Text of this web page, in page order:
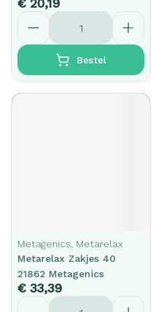
€ 20,19
Aantal
Bestel
Metagenics, Metarelax
Metarelax Zakjes 40
21862 Metagenics
€ 33,39
Aantal